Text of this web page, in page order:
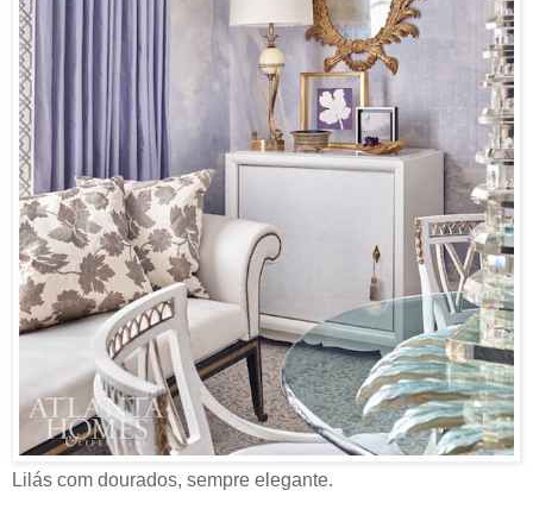
Lilás com dourados, sempre elegante.